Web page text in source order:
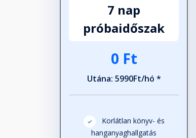
7 nap
próbaidőszak
0 Ft
Utána: 5990Ft/hó *
Korlátlan könyv- és
hanganyaghallgatás